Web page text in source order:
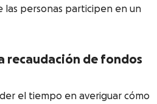
las personas participen en un
recaudación de fondos
el tiempo en averiguar cómo